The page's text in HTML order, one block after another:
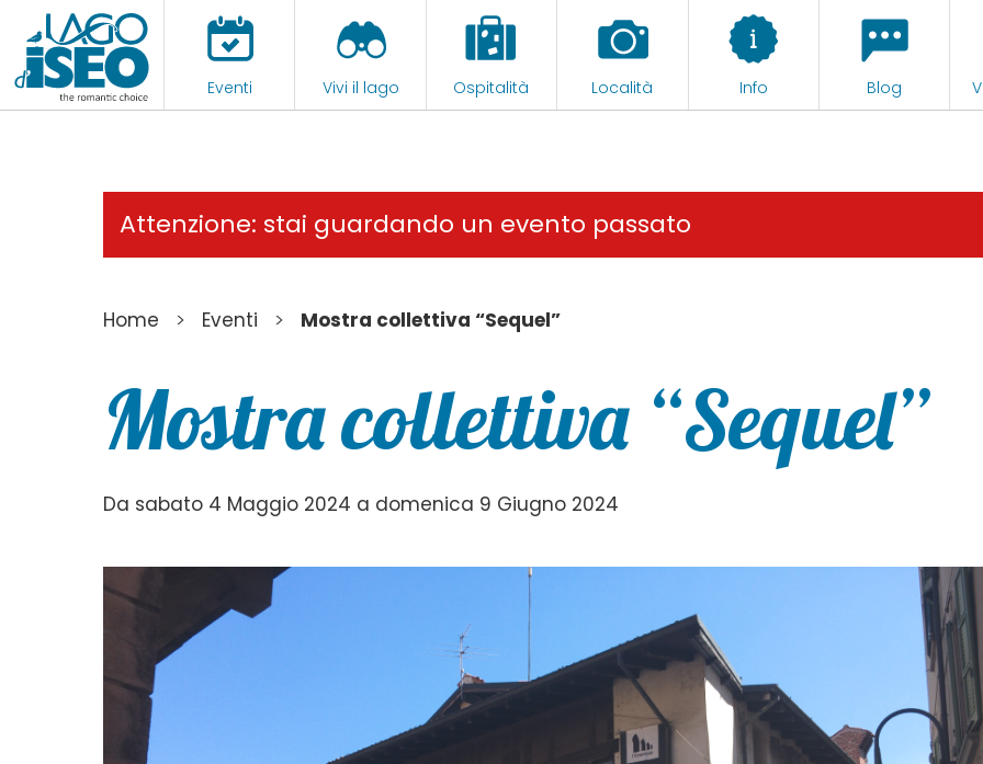
Eventi Vivi il lago Ospitalità Località Info Blog
Attenzione: stai guardando un evento passato
Home > Eventi > Mostra collettiva “Sequel”
Mostra collettiva “Sequel”
Da sabato 4 Maggio 2024 a domenica 9 Giugno 2024